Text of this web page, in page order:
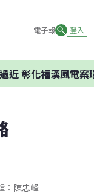
電子報 登入
化福漢風電案環委
：陳忠峰